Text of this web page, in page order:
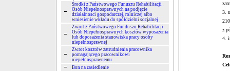
Środki z Państwowego Funuszu Rehabilitacji
Osób Niepełnosprawnych na podjęcie
działalnosci gospodarczej, rolniczej albo
wniesienie wkładu do spółdzielni socjalnej
Zwrot z Państwowego Funduszu Rehabilitacji
Osób Niepełnosprawnych kosztów wyposażenia
lub doposażenia stanowiska pracy osoby
niepełnosprawnej
Zwrot kosztów zatrudnienia pracownika
pomagającego pracownikowi
niepełnosprawnemu
Bon na zasiedlenie
3.
z
4.